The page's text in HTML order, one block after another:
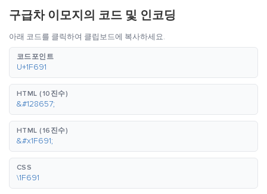
구급차 이모지의 코드 및 인코딩
아래 코드를 클릭하여 클립보드에 복사하세요.
코드포인트
U+1F691
HTML (10진수)
&#128657;
HTML (16진수)
&#x1F691;
CSS
\1F691